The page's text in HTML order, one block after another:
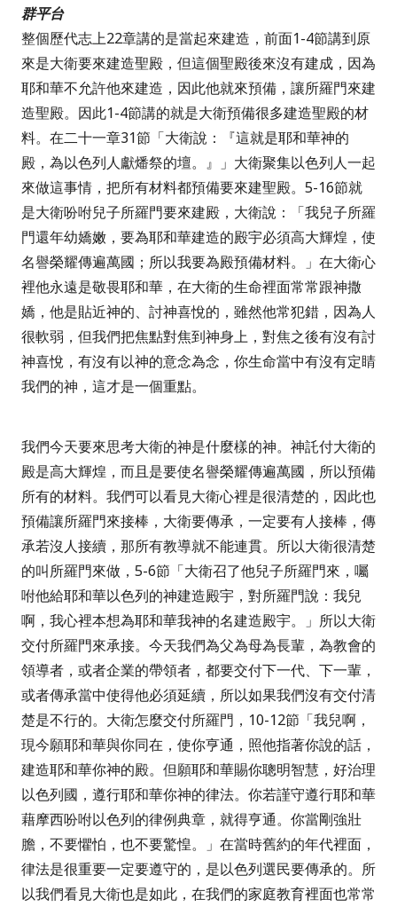
群平台
整個歷代志上22章講的是當起來建造，前面1-4節講到原
來是大衛要來建造聖殿，但這個聖殿後來沒有建成，因為
耶和華不允許他來建造，因此他就來預備，讓所羅門來建
造聖殿。因此1-4節講的就是大衛預備很多建造聖殿的材
料。在二十一章31節 「大衛說：『這就是耶和華神的
殿，為以色列人獻燔祭的壇。』」 大衛聚集以色列人一起
來做這事情，把所有材料都預備要來建聖殿。 5-16節就
是大衛吩咐兒子所羅門要來建殿，大衛說：「我兒子所羅
門還年幼嬌嫩，要為耶和華建造的殿宇必須高大輝煌，使
名譽榮耀傳遍萬國；所以我要為殿預備材料。
」在大衛心
裡他永遠是敬畏耶和華，在大衛的生命裡面常常跟神撒
嬌，他是貼近神的、討神喜悅的，雖然他常犯錯，因為人
很軟弱，但我們把焦點對焦到神身上，對焦之後有沒有討
神喜悅，有沒有以神的意念為念，你生命當中有沒有定睛
我們的神，這才是一個重點。
我們今天要來思考大衛的神是什麼樣的神。神託付大衛的
殿是高大輝煌，而且是要使名譽榮耀傳遍萬國，所以預備
所有的材料。我們可以看見大衛心裡是很清楚的，因此也
預備讓所羅門來接棒，大衛要傳承，一定要有人接棒，傳
承若沒人接續，那所有教導就不能連貫。所以大衛很清楚
的叫所羅門來做， 5-6節 「大衛召了他兒子所羅門來，囑
咐他給耶和華以色列的神建造殿宇，對所羅門說：我兒
啊，我心裡本想為耶和華我神的名建造殿宇。」 所以大衛
交付所羅門來承接。 今天我們為父為母為長輩，為教會的
領導者，或者企業的帶領者，都要交付下一代、下一輩，
或者傳承當中使得他必須延續，所以如果我們沒有交付清
楚是不行的。大衛怎麼交付所羅門， 10-12節 「我兒啊，
現今願耶和華與你同在，使你亨通，照他指著你說的話，
建造耶和華你神的殿。但願耶和華賜你聰明智慧，好治理
以色列國，遵行耶和華你神的律法。你若謹守遵行耶和華
藉摩西吩咐以色列的律例典章，就得亨通。你當剛強壯
膽，不要懼怕，也不要驚惶。」 在當時舊約的年代裡面，
律法是很重要一定要遵守的，是以色列選民要傳承的。所
以我們看見大衛也是如此，在我們的家庭教育裡面也常常